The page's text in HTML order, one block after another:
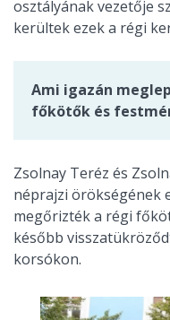
osztályának vezetője
kerültek ezek a régi
Ami igazán
főkötők és
Zsolnay Teréz és
néprajzi örökségének
megőrizték a régi
később
korsókon.